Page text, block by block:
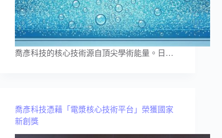
喬彥科技的核心技術源自頂尖學術能量。日…
喬彥科技憑藉「電漿核心技術平台」榮獲國家
新創獎